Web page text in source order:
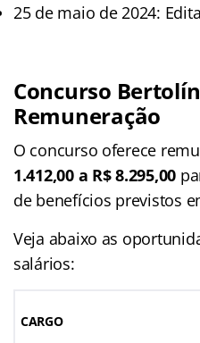
25 de maio de 2024:
Concurso
Remuneração
O concurso oferece
1.412,00 a R$ 8.295,00
de benefícios previstos
Veja abaixo as
salários:
CARGO